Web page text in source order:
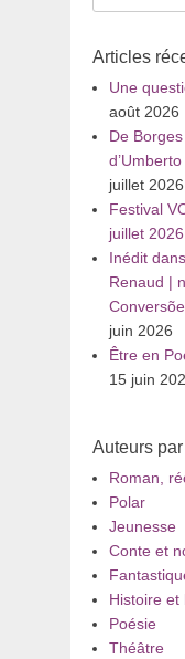
pour
Articles
Une
août 2026
De
juillet 2026
Festival
juillet 2026
Inédit
Renaud |
juin 2026
Être en
15 juin
Auteurs
Roman,
Polar
Jeunesse
Conte et
Histoire et
Poésie
Théâtre